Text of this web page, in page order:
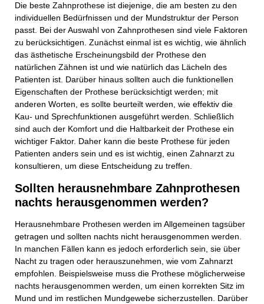
Die beste Zahnprothese ist diejenige, die am besten zu den
individuellen Bedürfnissen und der Mundstruktur der Person
passt. Bei der Auswahl von Zahnprothesen sind viele Faktoren
zu berücksichtigen. Zunächst einmal ist es wichtig, wie ähnlich
das ästhetische Erscheinungsbild der Prothese den
natürlichen Zähnen ist und wie natürlich das Lächeln des
Patienten ist. Darüber hinaus sollten auch die funktionellen
Eigenschaften der Prothese berücksichtigt werden; mit
anderen Worten, es sollte beurteilt werden, wie effektiv die
Kau- und Sprechfunktionen ausgeführt werden. Schließlich
sind auch der Komfort und die Haltbarkeit der Prothese ein
wichtiger Faktor. Daher kann die beste Prothese für jeden
Patienten anders sein und es ist wichtig, einen Zahnarzt zu
konsultieren, um diese Entscheidung zu treffen.
Sollten herausnehmbare Zahnprothesen
nachts herausgenommen werden?
Herausnehmbare Prothesen werden im Allgemeinen tagsüber
getragen und sollten nachts nicht herausgenommen werden.
In manchen Fällen kann es jedoch erforderlich sein, sie über
Nacht zu tragen oder herauszunehmen, wie vom Zahnarzt
empfohlen. Beispielsweise muss die Prothese möglicherweise
nachts herausgenommen werden, um einen korrekten Sitz im
Mund und im restlichen Mundgewebe sicherzustellen. Darüber